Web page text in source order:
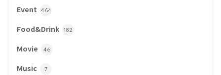
Event 464
Food&Drink 182
Movie 46
Music 7